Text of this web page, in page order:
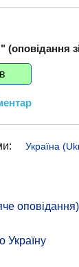
Україна
оповідання)
Україну